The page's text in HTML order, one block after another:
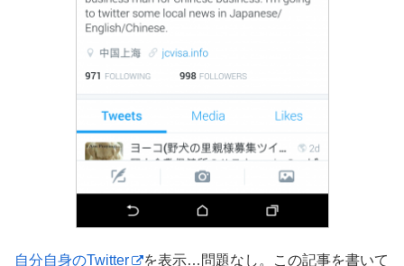
自分自身のTwitter
を表示…問題なし。この記事を書いて